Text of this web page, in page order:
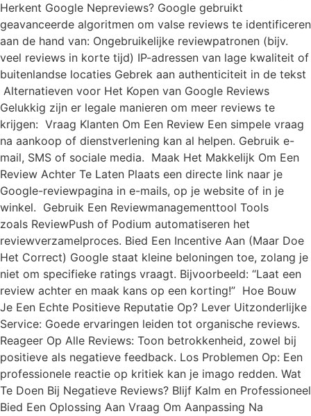
Herkent Google Nepreviews? Google gebruikt
geavanceerde algoritmen om valse reviews te identificeren
aan de hand van: Ongebruikelijke reviewpatronen (bijv.
veel reviews in korte tijd) IP-adressen van lage kwaliteit of
buitenlandse locaties Gebrek aan authenticiteit in de tekst
Alternatieven voor Het Kopen van Google Reviews
Gelukkig zijn er legale manieren om meer reviews te
krijgen: Vraag Klanten Om Een Review Een simpele vraag
na aankoop of dienstverlening kan al helpen. Gebruik e-
mail, SMS of sociale media. Maak Het Makkelijk Om Een
Review Achter Te Laten Plaats een directe link naar je
Google-reviewpagina in e-mails, op je website of in je
winkel. Gebruik Een Reviewmanagementtool Tools
zoals ReviewPush of Podium automatiseren het
reviewverzamelproces. Bied Een Incentive Aan (Maar Doe
Het Correct) Google staat kleine beloningen toe, zolang je
niet om specifieke ratings vraagt. Bijvoorbeeld: “Laat een
review achter en maak kans op een korting!” Hoe Bouw
Je Een Echte Positieve Reputatie Op? Lever Uitzonderlijke
Service: Goede ervaringen leiden tot organische reviews.
Reageer Op Alle Reviews: Toon betrokkenheid, zowel bij
positieve als negatieve feedback. Los Problemen Op: Een
professionele reactie op kritiek kan je imago redden. Wat
Te Doen Bij Negatieve Reviews? Blijf Kalm en Professioneel
Bied Een Oplossing Aan Vraag Om Aanpassing Na